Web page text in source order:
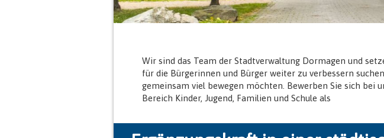
Wir sind das Team der Stadtverwaltung Dormagen und
für die Bürgerinnen und Bürger weiter zu verbessern
gemeinsam viel bewegen möchten. Bewerben Sie sich
Bereich Kinder, Jugend, Familien und Schule als